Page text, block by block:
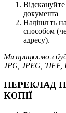
документа
Надішліть
способом
адресу).
Ми працюємо з
JPG, JPEG, TIFF,
ПЕРЕКЛАД
КОПІЇ